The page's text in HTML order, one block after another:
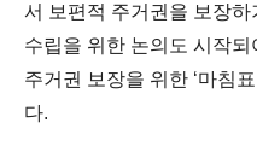
서 보편적 주거권을 보장
수립을 위한 논의도 시작되
주거권 보장을 위한 ‘마침
다.